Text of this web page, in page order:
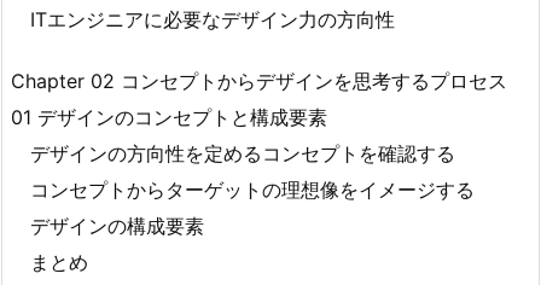
ITエンジニアに必要なデザイン力の方向性
Chapter 02 コンセプトからデザインを思考するプロセス
01 デザインのコンセプトと構成要素
デザインの方向性を定めるコンセプトを確認する
コンセプトからターゲットの理想像をイメージする
デザインの構成要素
まとめ